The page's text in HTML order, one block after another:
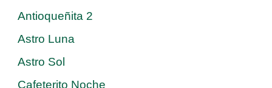
Antioqueñita 2
Astro Luna
Astro Sol
Cafeterito Noche